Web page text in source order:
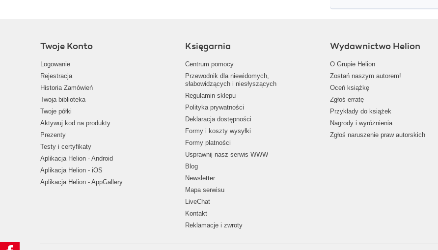
Twoje Konto
Logowanie
Rejestracja
Historia Zamówień
Twoja biblioteka
Twoje półki
Aktywuj kod na produkty
Prezenty
Testy i certyfikaty
Aplikacja Helion - Android
Aplikacja Helion - iOS
Aplikacja Helion - AppGallery
Księgarnia
Centrum pomocy
Przewodnik dla niewidomych,
słabowidzących i niesłyszących
Regulamin sklepu
Polityka prywatności
Deklaracja dostępności
Formy i koszty wysyłki
Formy płatności
Usprawnij nasz serwis WWW
Blog
Newsletter
Mapa serwisu
LiveChat
Kontakt
Reklamacje i zwroty
Wydawnictwo Helion
O Grupie Helion
Zostań naszym autorem!
Oceń książkę
Zgłoś erratę
Przykłady do książek
Nagrody i wyróżnienia
Zgłoś naruszenie praw autorskich